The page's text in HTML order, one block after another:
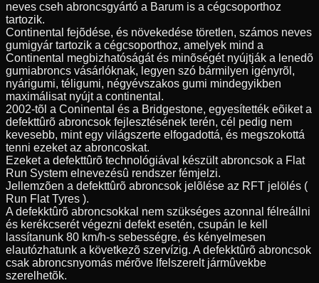
neves cseh abroncsgyártó a Barum is a cégcsoporthoz
tartozik.
Continental fejõdése, és növekedése töretlen, számos neves
gumigyár tartozik a cégcsoporthoz, amelyek mind a
Continental megbizhatóságát és minõségét nyújtják a lenedõ
gumiabroncs vásárlóknak, legyen szó bármilyen igényrõl,
nyárigumi, téligumi, négyévszakos gumi mindegyikben
maximálisat nyújt a continental.
2002-tõl a Coninental és a Bridgestone, egyesítették eõiket a
defekttûrõ abroncsok fejlesztésének terén, cél pedig nem
kevesebb, mint egy világszerte elfogadottá, és megszokottá
tenni ezeket az abroncoskat.
Ezeket a defekttûrõ technológiával készült abroncsok a Flat
Run System elnevezésû rendszer fémjelzi.
Jellemzõen a defekttûrõ abroncsok jelõlése az RFT jelölés (
Run Flat Tyres ).
A defekktûrõ abroncsokkal nem szükséges azonnal félreállni
és kerékcserét végezni defekt esetén, csupán le kell
lassítanunk 80 km/h-s sebességre, és kényelmesen
elautózhatunk a következõ szervízig. A defekktûrõ abroncsok
csak abroncsnyomás mérõve lfelszerelt jármûvekbe
szerelhetõk.